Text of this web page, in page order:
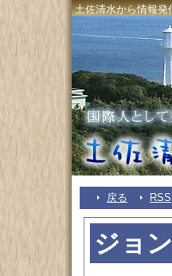
土佐清水から情報発
戻る RSS
ジョ